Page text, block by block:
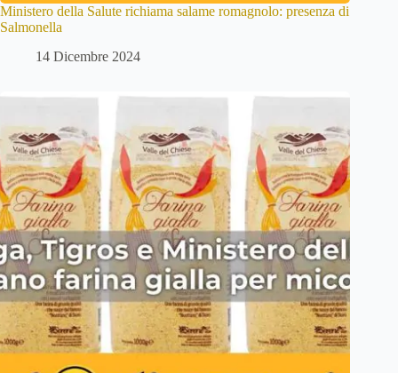
Ministero della Salute richiama salame romagnolo: presenza di
Salmonella
14 Dicembre 2024